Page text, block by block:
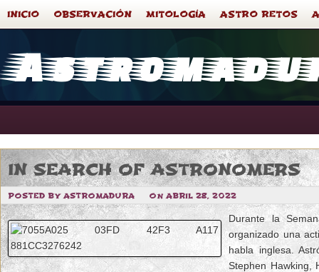
INICIO OBSERVACIÓN MITOLOGÍA ASTRO RETOS
IN SEARCH OF ASTRONOMERS
POSTED BY ASTROMADURA ON ABRIL 28, 2022
Durante la
organizado una
habla inglesa.
Stephen Hawking,